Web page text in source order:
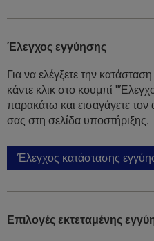
Έλεγχος εγγύησης
Για να ελέγξετε την
κάντε κλικ στο κουμπί
παρακάτω και εισαγάγετε τον
σας στη σελίδα υποστήριξης.
Έλεγχος κατάστασης
Επιλογές εκτεταμένης